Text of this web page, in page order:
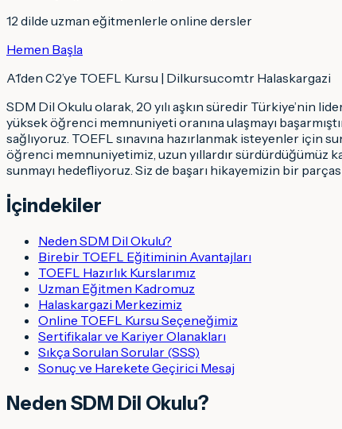
12 dilde uzman eğitmenlerle online dersler
Hemen Başla
A1’den C2’ye TOEFL Kursu | Dilkursu.com.tr Halaskargazi
SDM Dil Okulu olarak, 20 yılı aşkın süredir Türkiye’nin
yüksek öğrenci memnuniyeti oranına ulaşmayı
sağlıyoruz. TOEFL sınavına hazırlanmak isteyenler için
öğrenci memnuniyetimiz, uzun yıllardır sürdürdüğümüz
sunmayı hedefliyoruz. Siz de başarı hikayemizin bir
İçindekiler
Neden SDM Dil Okulu?
Birebir TOEFL Eğitiminin Avantajları
TOEFL Hazırlık Kurslarımız
Uzman Eğitmen Kadromuz
Halaskargazi Merkezimiz
Online TOEFL Kursu Seçeneğimiz
Sertifikalar ve Kariyer Olanakları
Sıkça Sorulan Sorular (SSS)
Sonuç ve Harekete Geçirici Mesaj
Neden SDM Dil Okulu?